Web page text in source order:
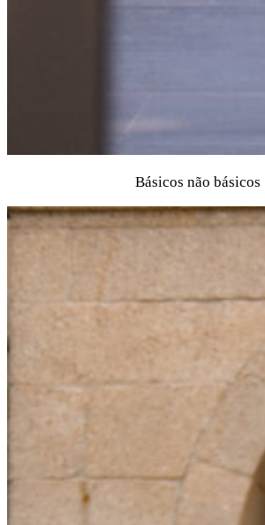
Básicos não básicos